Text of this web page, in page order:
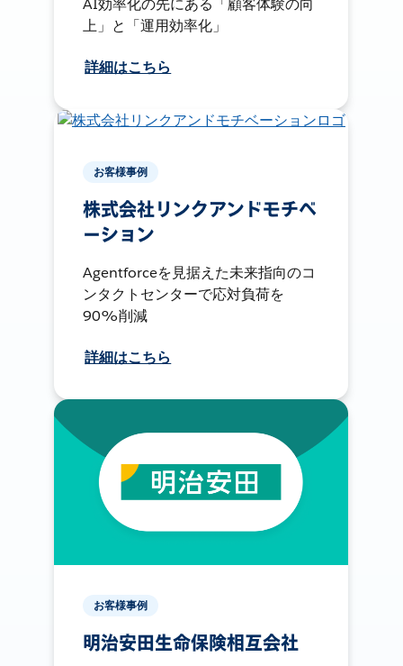
AI効率化の先にある「顧客体験の向
上」と「運用効率化」
詳細はこちら
お客様事例
株式会社リンクアンドモチベ
ーション
Agentforceを見据えた未来指向のコ
ンタクトセンターで応対負荷を
90%削減
詳細はこちら
お客様事例
明治安田生命保険相互会社